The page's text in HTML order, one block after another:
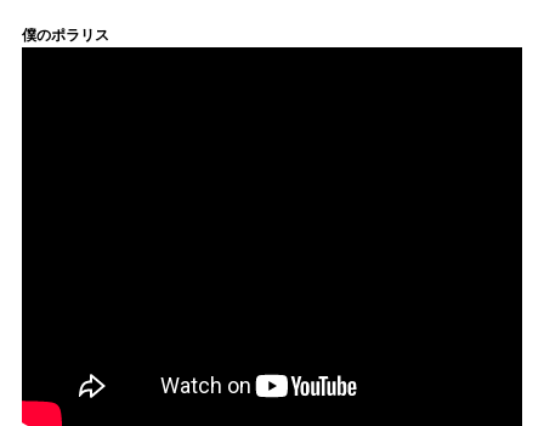
僕のポラリス